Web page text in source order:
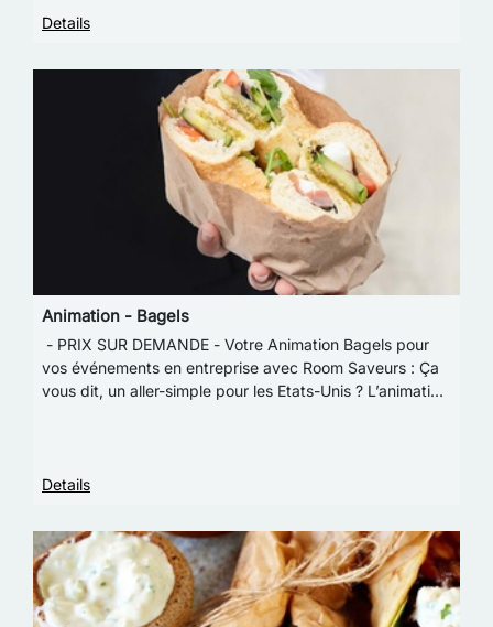
Details
Animation - Bagels
- PRIX SUR DEMANDE - Votre Animation Bagels pour
vos événements en entreprise avec Room Saveurs : Ça
vous dit, un aller-simple pour les Etats-Unis ? L’animation
Details